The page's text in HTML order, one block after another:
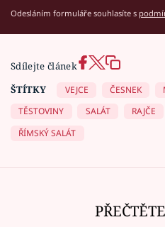
Odesláním formuláře souhlasíte s
Sdílejte článek
ŠTÍTKY
VEJCE ČESNEK
TĚSTOVINY
SALÁT RAJČE
ŘÍMSKÝ SALÁT